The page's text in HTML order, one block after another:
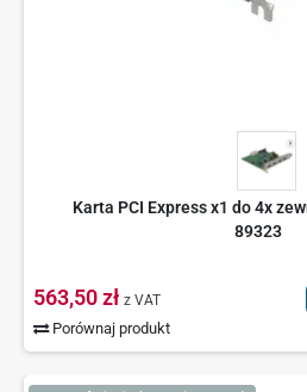
Karta PCI Express x1 do 4x
89323
563,50 zł z VAT
Porównaj produkt